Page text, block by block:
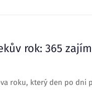
rok: 365
roku, který den po